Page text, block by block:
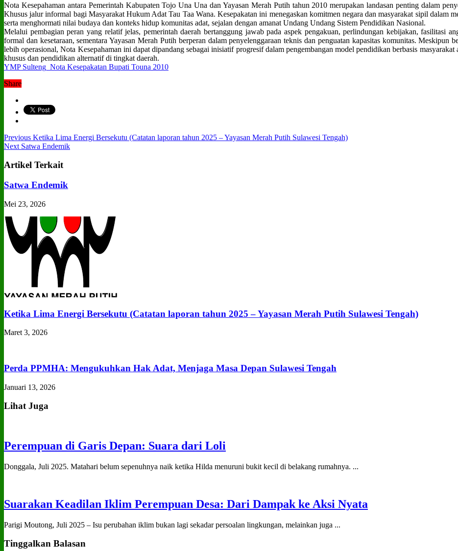
Nota Kesepahaman antara Pemerintah Kabupaten Tojo Una Una dan Yayasan Merah Putih tahun 2010 merupakan landasan penting dalam
Khusus jalur informal bagi Masyarakat Hukum Adat Tau Taa Wana. Kesepakatan ini menegaskan komitmen negara dan masyarakat sipil dalam
serta menghormati nilai budaya dan konteks hidup komunitas adat, sejalan dengan amanat Undang Undang Sistem Pendidikan Nasional.
Melalui pembagian peran yang relatif jelas, pemerintah daerah bertanggung jawab pada aspek pengakuan, perlindungan kebijakan, fasilitasi
formal dan kesetaraan, sementara Yayasan Merah Putih berperan dalam penyelenggaraan teknis dan penguatan kapasitas komunitas. Meskipun
lebih operasional, Nota Kesepahaman ini dapat dipandang sebagai inisiatif progresif dalam pengembangan model pendidikan berbasis
khusus dan pendidikan alternatif di tingkat daerah.
YMP Sulteng_Nota Kesepakatan Bupati Touna 2010
Share
Previous Ketika Lima Energi Bersekutu (Catatan laporan tahun 2025 – Yayasan Merah Putih Sulawesi Tengah)
Next Satwa Endemik
Artikel Terkait
Satwa Endemik
Mei 23, 2026
Ketika Lima Energi Bersekutu (Catatan laporan tahun 2025 – Yayasan Merah Putih Sulawesi Tengah)
Maret 3, 2026
Perda PPMHA: Mengukuhkan Hak Adat, Menjaga Masa Depan Sulawesi Tengah
Januari 13, 2026
Lihat Juga
Perempuan di Garis Depan: Suara dari Loli
Donggala, Juli 2025. Matahari belum sepenuhnya naik ketika Hilda menuruni bukit kecil di belakang rumahnya. ...
Suarakan Keadilan Iklim Perempuan Desa: Dari Dampak ke Aksi Nyata
Parigi Moutong, Juli 2025 – Isu perubahan iklim bukan lagi sekadar persoalan lingkungan, melainkan juga ...
Tinggalkan Balasan